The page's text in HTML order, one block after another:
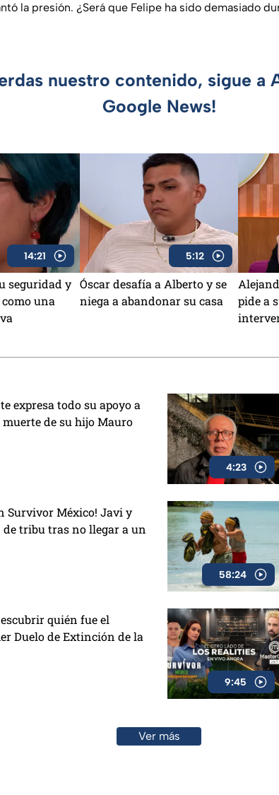
la presión. ¿Será que Felipe ha sido demasiado
nuestro contenido, sigue a
Google News!
14:21
seguridad y
como una
5:12
Óscar desafía a Alberto y se
niega a abandonar su casa
pide a
expresa todo su apoyo a
de su hijo Mauro
4:23
Survivor México! Javi y
de tribu tras no llegar a un
58:24
quién fue el
Duelo de Extinción de la
9:45
Ver más